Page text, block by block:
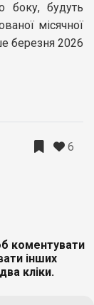
боку, будуть
місячної
березня 2026
6
коментувати
інших
кліки.